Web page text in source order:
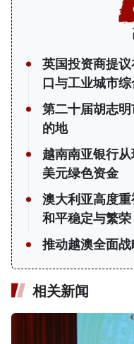
英国投资商提
口与工业城市
第二十届胡志
的地
越南南亚银行
美元绿色资金
澳大利亚高度
和平稳定与繁荣
推动越澳全面
相关新闻